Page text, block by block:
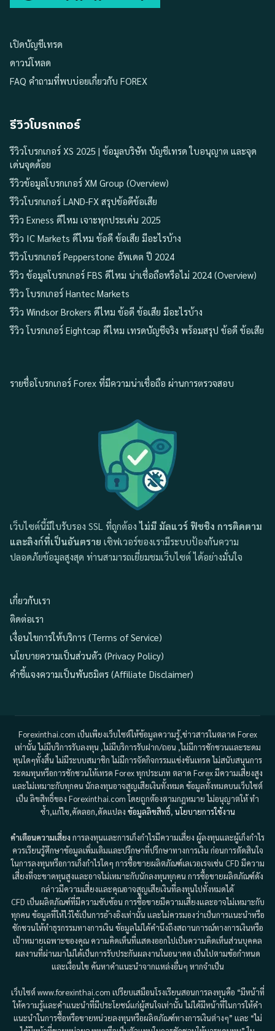
เปิดบัญชีเทรด
ดาวน์โหลด
FAQ คำถามที่พบบ่อยเกี่ยวกับ FOREX
รีวิวโบรกเกอร์
รีวิวโบรกเกอร์ XS 2025 | ข้อมูลบริษัท บัญชีเทรด ใบอนุญาต และจุด
เด่นจุดด้อย
รีวิวข้อมูลโบรกเกอร์ XM Group (Overview)
รีวิวโบรกเกอร์ LAND-FX สรุปข้อดีข้อเสีย
รีวิว Exness ดีไหม เจาะทุกประเด่น 2025
รีวิว IC Markets ดีไหม ข้อดี ข้อเสีย มีอะไรบ้าง
รีวิวโบรกเกอร์ Pepperstone อัพเดต ปี 2024
รีวิว ข้อมูลโบรกเกอร์ FBS ดีไหม น่าเชื่อถือหรือไม่ 2024 (Overview)
รีวิว โบรกเกอร์ Hantec Markets
รีวิว Windsor Brokers ดีไหม ข้อดี ข้อเสีย มีอะไรบ้าง
รีวิว โบรกเกอร์ Eightcap ดีไหม เทรดบัญชีจริง พร้อมสรุป ข้อดี ข้อเสีย
รายชื่อโบรกเกอร์ Forex ที่มีความน่าเชื่อถือ ผ่านการตรวจสอบ
เว็บไซต์นี้มีใบรับรอง SSL ที่ถูกต้องไม่มี มัลแวร์ ฟิชชิง การติดตาม
และลิงก์ที่เป็นอันตราย เซิฟเวอร์ของเรามีระบบป้องกันความ
ปลอดภัยข้อมูลสูงสุด ท่านสามารถเยี่ยมชมเว็บไซต์ ได้อย่างมั่นใจ
เกี่ยวกับเรา
ติดต่อเรา
เงื่อนไขการให้บริการ (Terms of Service)
นโยบายความเป็นส่วนตัว (Privacy Policy)
คำชี้แจงความเป็นพันธมิตร (Affiliate Disclaimer)
Forexinthai.com เป็นเพียงเว็บไซต์ให้ข้อมูลความรู้,ข่าวสารในตลาด Forex
เท่านั้น ไม่มีบริการรับลงทุน ,ไม่มีบริการรับฝาก/ถอน ,ไม่มีการชักชวนและระดม
ทุนใดๆทั้งสิ้น ไม่มีระบบสมาชิก ไม่มีการจัดกิจกรรมแข่งขันเทรด ไม่สนับสนุนการ
ระดมทุนหรือการชักชวนให้เทรด Forex ทุกประเภท ตลาด Forex มีความเสี่ยงสูง
และไม่เหมาะกับทุกคน นักลงทุนอาจสูญเสียเงินทั้งหมด ข้อมูลทั้งหมดบนเว็บไซต์
เป็น ลิขสิทธิ์ของ Forexinthai.com โดยถูกต้องตามกฎหมาย ไม่อนุญาตให้ ทำ
ซ้ำ,แก้ไข,คัดลอก,ดัดแปลง ข้อมูลลิขสิทธิ์, นโยบายการใช้งาน
คำเตือนความเสี่ยงการลงทุนและการเก็งกำไรมีความเสี่ยง ผู้ลงทุนและผู้เก็งกำไร
ควรเรียนรู้ศึกษาข้อมูลเพิ่มเติมและปรึกษาที่ปรึกษาทางการเงิน ก่อนการตัดสินใจ
ในการลงทุนหรือการเก็งกำไรใดๆ การซื้อขายผลิตภัณฑ์เลเวอเรจเช่น CFD มีความ
เสี่ยงที่จะขาดทุนสูงและอาจไม่เหมาะกับนักลงทุนทุกคน การซื้อขายผลิตภัณฑ์ดัง
กล่าวมีความเสี่ยงและคุณอาจสูญเสียเงินที่ลงทุนไปทั้งหมดได้
CFD เป็นผลิตภัณฑ์ที่มีความซับซ้อน การซื้อขายมีความเสี่ยงและอาจไม่เหมาะกับ
ทุกคน ข้อมูลที่ให้ไว้ใช้เป็นการอ้างอิงเท่านั้น และไม่ควรมองว่าเป็นการแนะนำหรือ
ชักชวนให้ทำธุรกรรมทางการเงิน ข้อมูลไม่ได้คำนึงถึงสถานการณ์ทางการเงินหรือ
เป้าหมายเฉพาะของคุณ ความคิดเห็นที่แสดงออกไปเป็นความคิดเห็นส่วนบุคคล
ผลงานที่ผ่านมาไม่ได้เป็นการรับประกันผลงานในอนาคต เป็นไปตามข้อกำหนด
และเงื่อนไข ค้นหาคำแนะนำจากแหล่งอื่นๆ หากจำเป็น
เว็บไซต์ www.forexinthai.com เปรียบเสมือนโรงเรียนสอนการลงทุนคือ “มีหน้าที่
ให้ความรู้และคำแนะนำที่มีประโยชน์แก่ผู้สนใจเท่านั้น ไม่ได้มีหน้าที่ในการให้คำ
แนะนำในการซื้อหรือขายหน่วยลงทุนหรือผลิตภัณฑ์ทางการเงินต่างๆ” และ “ไม่